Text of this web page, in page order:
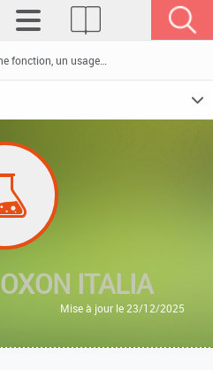
OXON ITALIA
Mise à jour le 23/12/2025